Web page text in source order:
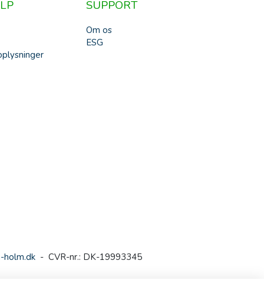
SUPPORT
Om os
ESG
holm.dk- CVR-nr.: DK-19993345